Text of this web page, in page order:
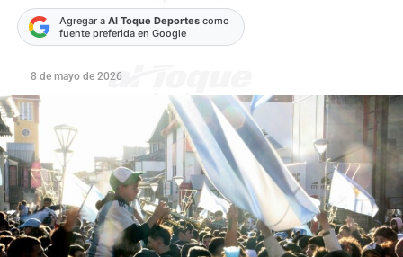
Agregar a Al Toque Deportescomo
fuente preferida en Google
8 de mayo de 2026